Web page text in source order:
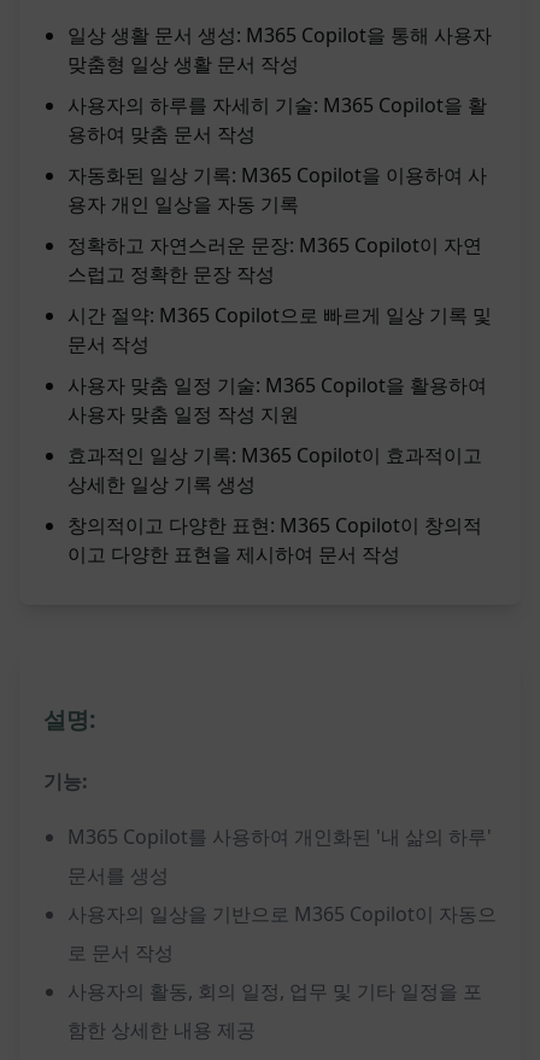
일상 생활 문서 생성: M365 Copilot을 통해 사용자
맞춤형 일상 생활 문서 작성
사용자의 하루를 자세히 기술: M365 Copilot을 활
용하여 맞춤 문서 작성
자동화된 일상 기록: M365 Copilot을 이용하여 사
용자 개인 일상을 자동 기록
정확하고 자연스러운 문장: M365 Copilot이 자연
스럽고 정확한 문장 작성
시간 절약: M365 Copilot으로 빠르게 일상 기록 및
문서 작성
사용자 맞춤 일정 기술: M365 Copilot을 활용하여
사용자 맞춤 일정 작성 지원
효과적인 일상 기록: M365 Copilot이 효과적이고
상세한 일상 기록 생성
창의적이고 다양한 표현: M365 Copilot이 창의적
이고 다양한 표현을 제시하여 문서 작성
설명:
기능:
M365 Copilot를 사용하여 개인화된 '내 삶의 하루'
문서를 생성
사용자의 일상을 기반으로 M365 Copilot이 자동으
로 문서 작성
사용자의 활동, 회의 일정, 업무 및 기타 일정을 포
함한 상세한 내용 제공